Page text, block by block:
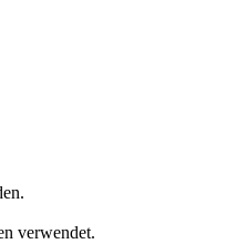
verwendet.